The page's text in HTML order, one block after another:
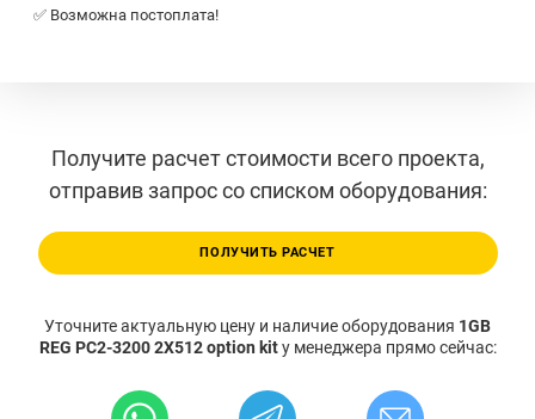
✅ Возможна постоплата!
Получите расчет стоимости всего проекта,
отправив запрос со списком оборудования:
ПОЛУЧИТЬ РАСЧЕТ
Уточните актуальную цену и наличие оборудования 1GB
REG PC2-3200 2X512 option kitу менеджера прямо сейчас: